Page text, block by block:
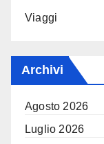
Viaggi
Archivi
Agosto 2026
Luglio 2026